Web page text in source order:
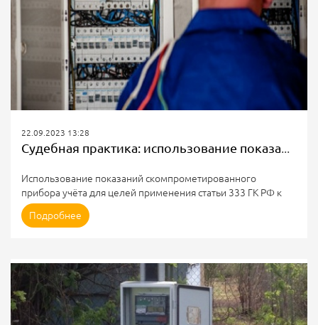
22.09.2023 13:28
Судебная практика: использование показаний скомпрометированного прибора учёта
Использование показаний скомпрометированного
прибора учёта для целей применения статьи 333 ГК РФ к
объёму и стоимости неучтённого потребления не
соответствует принципам правосудия, но есть нюанс.
Постановление АС Западно-Сибирского округа от
04.08.2023 по делу А75-10849/2021
СУТЬ СПОРА
Между участниками дела возник спор о возможности
уменьшения ответственности абонента по правилам ст. 333
Подробнее